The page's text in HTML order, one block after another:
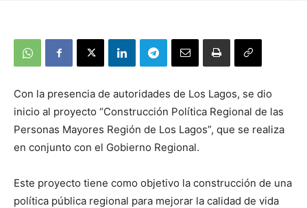
Con la presencia de autoridades de Los Lagos, se dio
inicio al proyecto “Construcción Política Regional de las
Personas Mayores Región de Los Lagos”, que se realiza
en conjunto con el Gobierno Regional.
Este proyecto tiene como objetivo la construcción de una
política pública regional para mejorar la calidad de vida